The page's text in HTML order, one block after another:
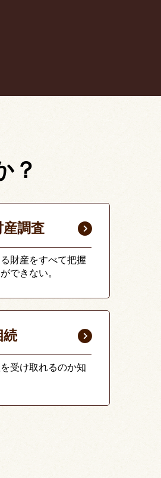
？
産調査
財産をすべて把握
できない。
続
受け取れるのか知